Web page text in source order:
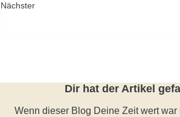
Nächster
Dir hat der Artikel
Wenn dieser Blog Deine Zeit wert war